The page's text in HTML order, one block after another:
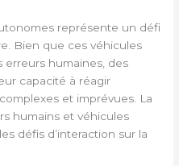
représente un défi
Bien que ces véhicules
humaines, des
capacité à réagir
et imprévues. La
humains et véhicules
défis d’interaction sur la